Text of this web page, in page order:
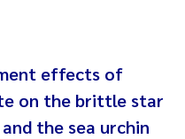
effects of
on the brittle star
the sea urchin